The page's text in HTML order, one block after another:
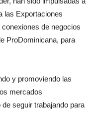
las Exportaciones
de negocios
ProDominicana, para
y promoviendo las
mercados
seguir trabajando para